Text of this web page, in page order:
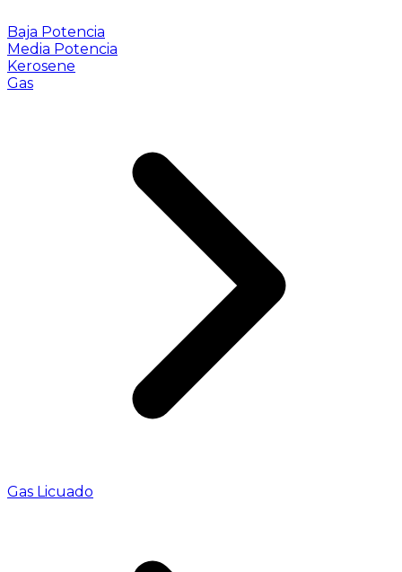
Baja Potencia
Media Potencia
Kerosene
Gas
Gas Licuado